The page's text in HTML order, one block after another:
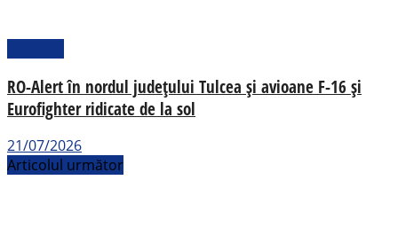
RO-Alert în nordul județului Tulcea și avioane F-16 și
Eurofighter ridicate de la sol
21/07/2026
Articolul următor